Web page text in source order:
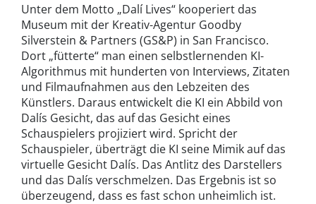
Unter dem Motto „Dalí Lives“ kooperiert das
Museum mit der Kreativ-Agentur Goodby
Silverstein & Partners (GS&P) in San Francisco.
Dort „fütterte“ man einen selbstlernenden KI-
Algorithmus mit hunderten von Interviews, Zitaten
und Filmaufnahmen aus den Lebzeiten des
Künstlers. Daraus entwickelt die KI ein Abbild von
Dalís Gesicht, das auf das Gesicht eines
Schauspielers projiziert wird. Spricht der
Schauspieler, überträgt die KI seine Mimik auf das
virtuelle Gesicht Dalís. Das Antlitz des Darstellers
und das Dalís verschmelzen. Das Ergebnis ist so
überzeugend, dass es fast schon unheimlich ist.